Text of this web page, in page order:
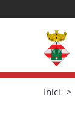
Inici